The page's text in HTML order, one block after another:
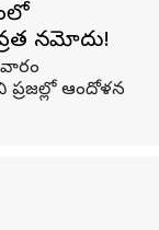
నమోదు!
ఆందోళన